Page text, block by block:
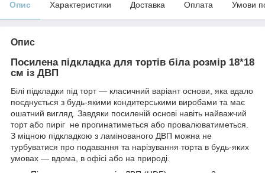
Опис Характеристики Доставка Оплата Умови
Опис
Посилена підкладка для тортів біла розмір 18*18
см із ДВП
Білі підкладки під торт — класичний варіант основи, яка вдало
поєднується з будь-якими кондитерськими виробами та має
ошатний вигляд. Завдяки посиленій основі навіть найважчий
торт або пиріг не прогинатиметься або провалюватиметься.
З міцною підкладкою з ламінованого ДВП можна не
турбуватися про подавання та нарізування торта в будь-яких
умовах — вдома, в офісі або на природі.